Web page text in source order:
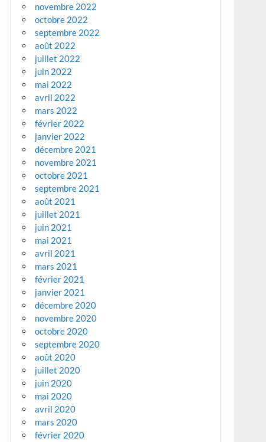
novembre 2022
octobre 2022
septembre 2022
août 2022
juillet 2022
juin 2022
mai 2022
avril 2022
mars 2022
février 2022
janvier 2022
décembre 2021
novembre 2021
octobre 2021
septembre 2021
août 2021
juillet 2021
juin 2021
mai 2021
avril 2021
mars 2021
février 2021
janvier 2021
décembre 2020
novembre 2020
octobre 2020
septembre 2020
août 2020
juillet 2020
juin 2020
mai 2020
avril 2020
mars 2020
février 2020